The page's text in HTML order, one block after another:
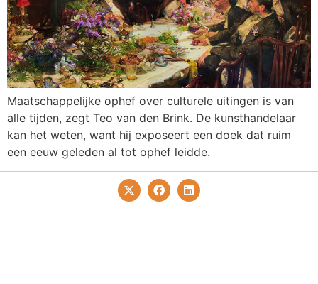
Maatschappelijke ophef over culturele uitingen is van
alle tijden, zegt Teo van den Brink. De kunsthandelaar
kan het weten, want hij exposeert een doek dat ruim
een eeuw geleden al tot ophef leidde.